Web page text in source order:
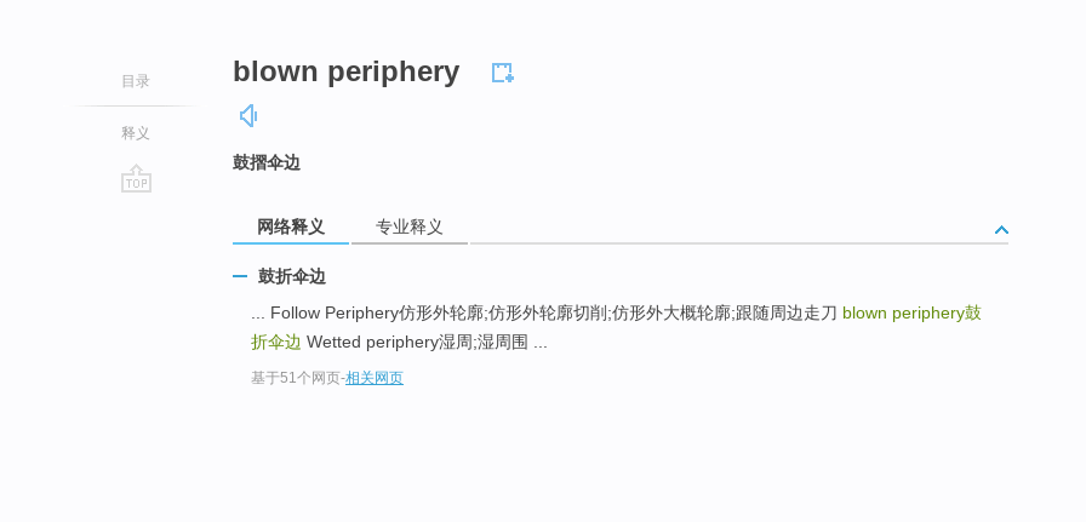
目录
释义
blown periphery
鼓摺伞边
网络释义 专业释义
鼓折伞边
... Follow Periphery仿形外轮廓;仿形外轮廓切削;仿形外大概轮廓;跟随周边走刀 blown periphery鼓
折伞边 Wetted periphery湿周;湿周围 ...
基于51个网页-相关网页